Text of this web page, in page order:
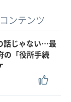
ンテンツ
話じゃない…最
の「役所手続